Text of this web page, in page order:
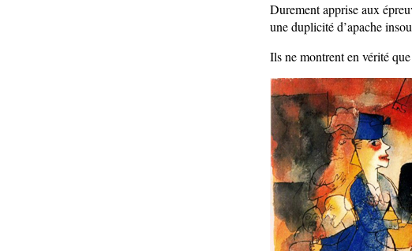
Durement apprise aux
une duplicité d’apache
Ils ne montrent en vérité